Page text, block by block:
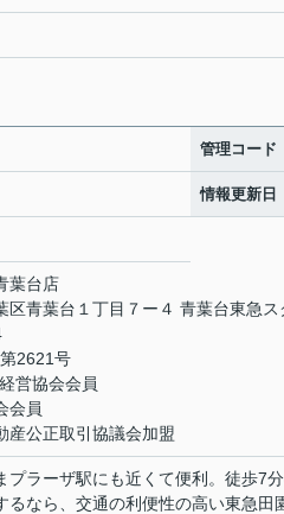
管理コード
情報更新日
葉台店
区青葉台１丁目７ー４ 青葉台東急
2621号
営協会会員
会員
産公正取引協議会加盟
プラーザ駅にも近くて便利。徒歩7
るなら、交通の利便性の高い東急